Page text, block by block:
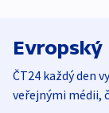
Evropský
ČT24 každý den
veřejnými médii,